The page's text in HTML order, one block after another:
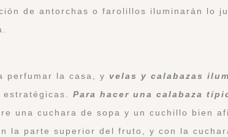
de antorchas o farolillos iluminarán lo
perfumar la casa, y velas y calabazas
estratégicas. Para hacer una calabaza
una cuchara de sopa y un cuchillo bien
la parte superior del fruto, y con la